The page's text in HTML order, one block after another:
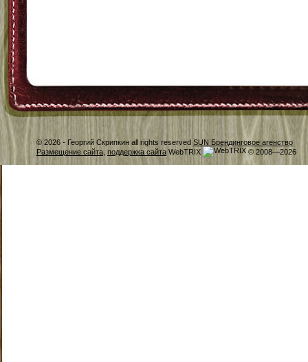
© 2026 - Георгий Скрипкин all rights reserved SUN Брендинговое агенство
Размещение сайта, поддержка сайта WebTRIX © 2008—2026